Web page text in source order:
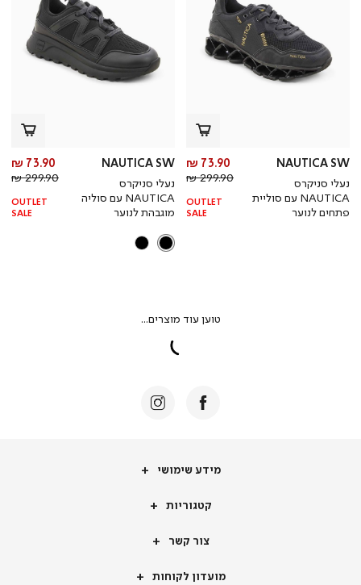
NAUTICA SW
נעלי סניקרס
NAUTICA עם סוליית
פתחים לנוער
מחיר
מוצר
73.90 ₪
מחיר
רגיל
299.90 ₪
OUTLET
SALE
NAUTICA SW
נעלי סניקרס
NAUTICA עם סוליה
מוגבהת לנוער
73.90 ₪
299.90 ₪
OUTLET
SALE
מידע
מידע שימושי
קטגוריותקטגוריות
צור
צור קשר
מועדון
מועדון לקוחות